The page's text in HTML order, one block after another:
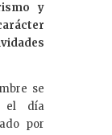
y
se
el día
por